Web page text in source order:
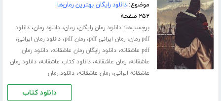
موضوع:دانلود رایگان بهترین رمان‌ها
۲۵۲ صفحه
برچسب‌ها:دانلود رمان رایگان،رمان،دانلود رمان،دانلود
pdf رمان
،رمان ایرانی pdf ،رمان pdf ،دانلود رمان ایرانی،
pdf عاشقانه ،دانلود رایگان رمان عاشقانه،دانلود رمان
عاشقانه،رمان عاشقانه،دانلود کتاب عاشقانه،دانلود رمان
عاشقانه ایرانی،رمان عاشقانه،دانلود رمان
دانلود کتاب